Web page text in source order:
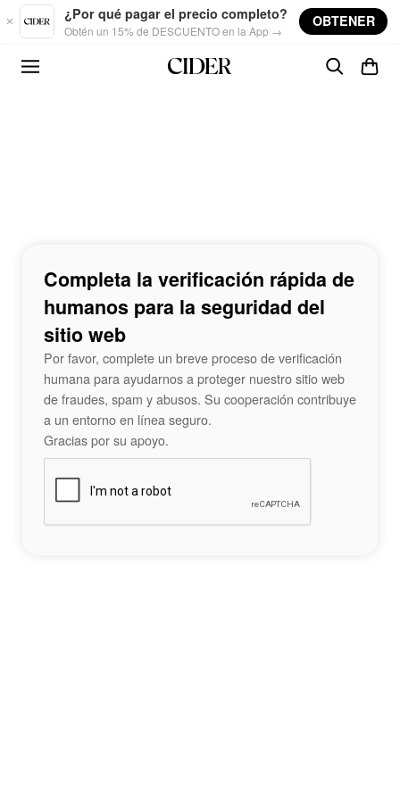
Skip to main content
¿Por qué pagar el precio completo?
Obtén un 15% de DESCUENTO en la App →
OBTENER
Completa la verificación rápida de
humanos para la seguridad del
sitio web
Por favor, complete un breve proceso de verificación
humana para ayudarnos a proteger nuestro sitio web
de fraudes, spam y abusos. Su cooperación contribuye
a un entorno en línea seguro.
Gracias por su apoyo.